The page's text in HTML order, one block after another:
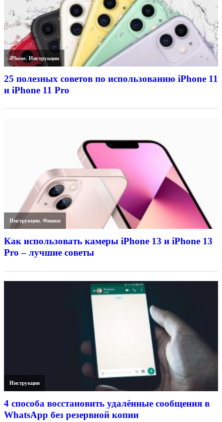
iPhone,Инструкции
25 полезных советов по использованию iPhone 11
и iPhone 11 Pro
Инструкции,Фишки
Как использовать камеры iPhone 13 и iPhone 13
Pro – лучшие советы
Инструкции
4 способа восстановить удалённые сообщения в
WhatsApp без резервной копии